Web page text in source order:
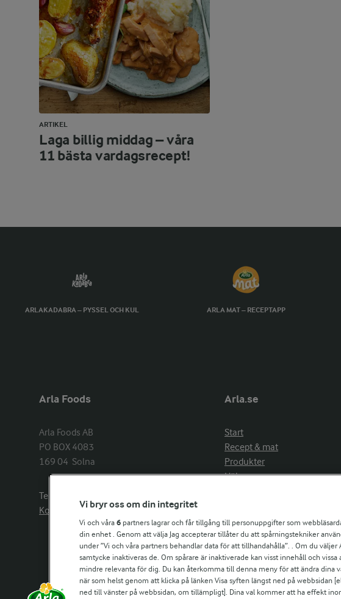
ARTIKEL
Laga billig middag – våra
11 bästa vardagsrecept!
ARLAKADABRA – PYSSEL OCH KUL ARLA MAT – RECEPTAPP
Arla Foods
Arla Foods AB
PO BOX 4083
169 04  Solna
Telefon:
Kontakta oss
Arla.se
Start
Recept & mat
Produkter
Hälsa
Aktuellt
Om Arla
Nyheter & press
Jobb & karriär
Kontakta oss
Vi bryr oss om din integritet
Vi och våra 6 partners lagrar och får tillgång till personuppgifter som
din enhet . Genom att välja Jag accepterar tillåter du att spårningstekniker
under ”Vi och våra partners behandlar data för att tillhandahålla”. . Om du
samtycke inaktiveras de. Om spårare är inaktiverade kan visst innehåll och vissa
mindre relevanta för dig. Du kan återkomma till denna meny för att ändra dina
när som helst genom att klicka på länken Visa syften längst ned på webbsidan
ned till vänster på webbsidan, om tillämpligt]. Dina val kommer att ha effekt